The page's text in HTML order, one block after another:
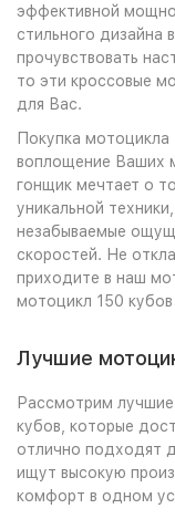
эффективной
стильного дизайна
прочувствовать
то эти кроссовые
для Вас.
Покупка
воплощение Ваших
гонщик мечтает о
уникальной
незабываемые
скоростей. Не
приходите в наш
мотоцикл 150
Лучшие
Рассмотрим
кубов, которые
отлично подходят
ищут высокую
комфорт в одном